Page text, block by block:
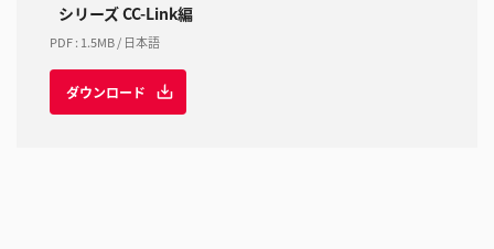
シリーズ CC-Link編
PDF: 1.5MB/ 日本語
ダウンロード